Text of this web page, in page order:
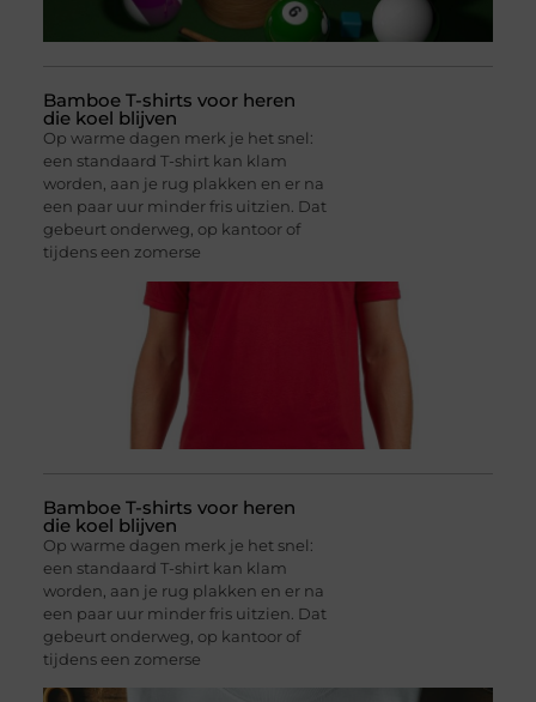
Bamboe T-shirts voor heren
die koel blijven
Op warme dagen merk je het snel:
een standaard T-shirt kan klam
worden, aan je rug plakken en er na
een paar uur minder fris uitzien. Dat
gebeurt onderweg, op kantoor of
tijdens een zomerse
Bamboe T-shirts voor heren
die koel blijven
Op warme dagen merk je het snel:
een standaard T-shirt kan klam
worden, aan je rug plakken en er na
een paar uur minder fris uitzien. Dat
gebeurt onderweg, op kantoor of
tijdens een zomerse